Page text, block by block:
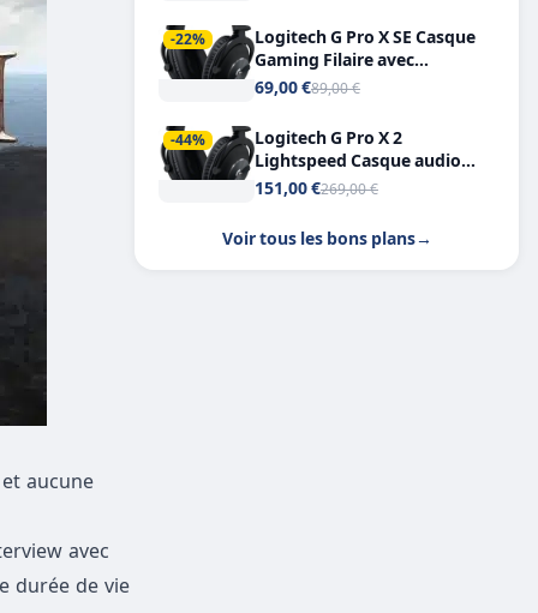
aucune
avec
durée de vie
-22%
Logitech G Pro X SE Casque
Gaming Filaire avec
Microphone Micro
7.1
69,00 €89,00 €
-44%
Logitech G Pro X 2
Lightspeed Casque audio
bluetooth
151,00 €269,00 €
Voir tous les bons plans→